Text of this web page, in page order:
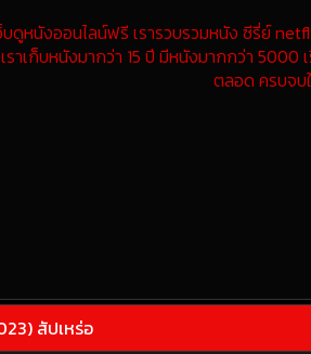
ดูหนังออนไลน์ฟรี เรารวบรวมหนัง ซีรี่ย์
าเก็บหนังมากว่า 15 ปี มีหนังมากกว่า
ตลอด ครบจบ
สัปเหร่อ